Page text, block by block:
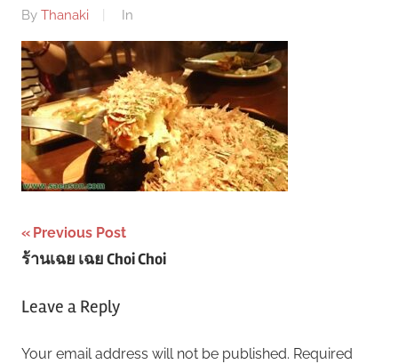
By Thanaki In
Post
navigation
Previous Post
ร้านเฉย เฉย Choi Choi
Leave a Reply
Your email address will not be published. Required